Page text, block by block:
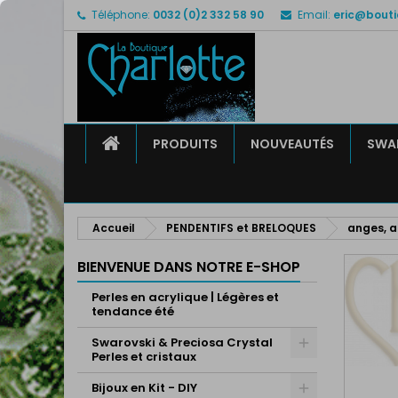
Téléphone: 0032 (0)2 332 58 90 Email:
ACCUEILPRODUITS NOUVEAUTÉS
Accueil PENDENTIFS et BRELOQUES anges,
BIENVENUE DANS NOTRE E-SHOP
Perles en acrylique | Légères et
tendance été
Swarovski & Preciosa Crystal
Perles et cristaux
Bijoux en Kit - DIY